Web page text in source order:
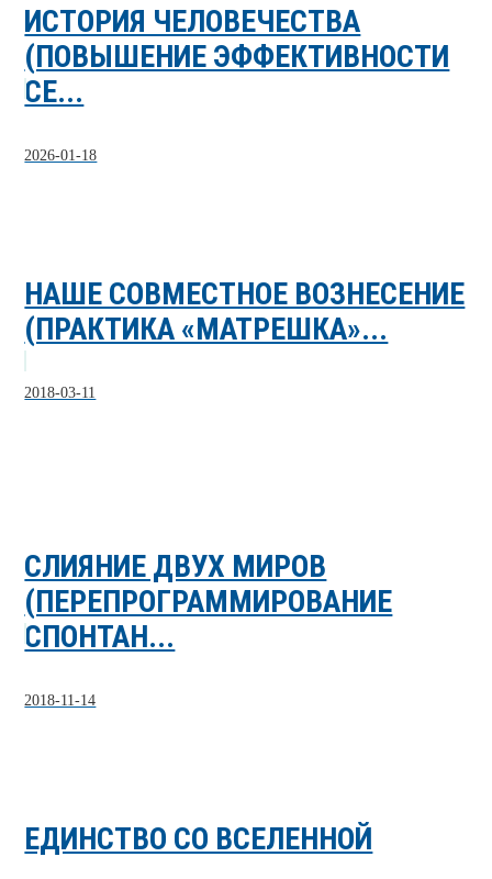
ИСТОРИЯ ЧЕЛОВЕЧЕСТВА
(ПОВЫШЕНИЕ ЭФФЕКТИВНОСТИ
СЕ...
2026-01-18
НАШЕ СОВМЕСТНОЕ ВОЗНЕСЕНИЕ
(ПРАКТИКА «МАТРЕШКА»...
2018-03-11
СЛИЯНИЕ ДВУХ МИРОВ
(ПЕРЕПРОГРАММИРОВАНИЕ
СПОНТАН...
2018-11-14
ЕДИНСТВО СО ВСЕЛЕННОЙ